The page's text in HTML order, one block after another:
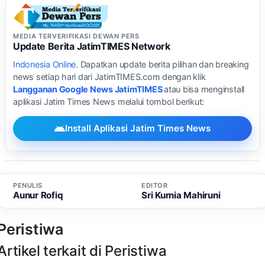
MEDIA TERVERIFIKASI DEWAN PERS
Update Berita JatimTIMES Network
Indonesia Online. Dapatkan update berita pilihan dan breaking
news setiap hari dari JatimTIMES.com dengan klik
Langganan Google News JatimTIMESatau bisa menginstall
aplikasi Jatim Times News melalui tombol berikut:
Install Aplikasi Jatim Times News
PENULIS
Aunur Rofiq
EDITOR
Sri Kurnia Mahiruni
terkait di Peristiwa